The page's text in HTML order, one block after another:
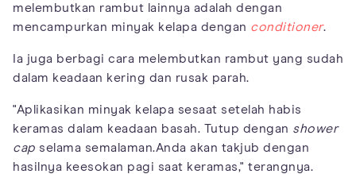
melembutkan rambut lainnya adalah dengan
mencampurkan minyak kelapa dengan conditioner.
Ia juga berbagi cara melembutkan rambut yang sudah
dalam keadaan kering dan rusak parah.
"Aplikasikan minyak kelapa sesaat setelah habis
keramas dalam keadaan basah. Tutup dengan shower
cap selama semalaman.Anda akan takjub dengan
hasilnya keesokan pagi saat keramas," terangnya.